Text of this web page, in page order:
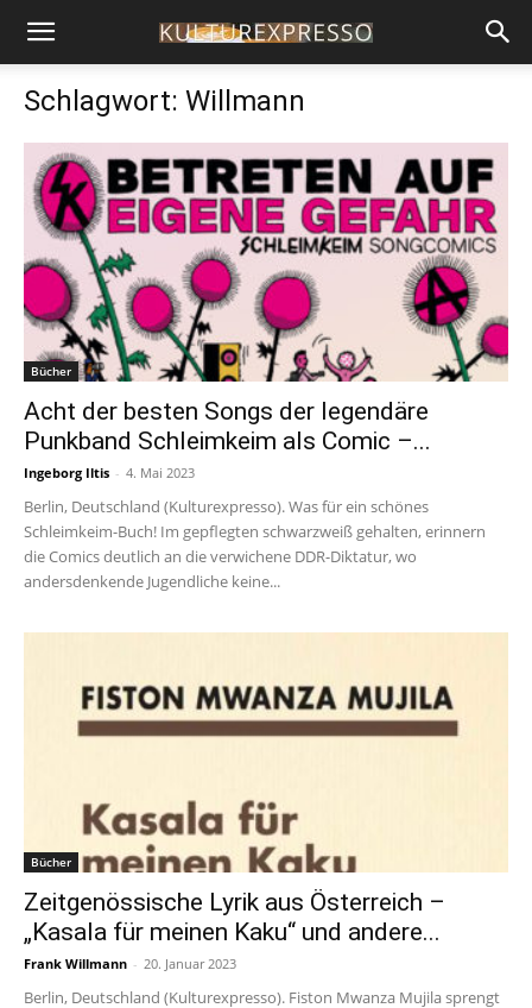
Schlagwort: Willmann
Bücher
Acht der besten Songs der legendäre
Punkband Schleimkeim als Comic –...
Ingeborg Iltis - 4. Mai 2023
Berlin, Deutschland (Kulturexpresso). Was für ein schönes
Schleimkeim-Buch! Im gepflegten schwarzweiß gehalten, erinnern
die Comics deutlich an die verwichene DDR-Diktatur, wo
andersdenkende Jugendliche keine...
Bücher
Zeitgenössische Lyrik aus Österreich –
„Kasala für meinen Kaku“ und andere...
Frank Willmann - 20. Januar 2023
Berlin, Deutschland (Kulturexpresso). Fiston Mwanza Mujila sprengt